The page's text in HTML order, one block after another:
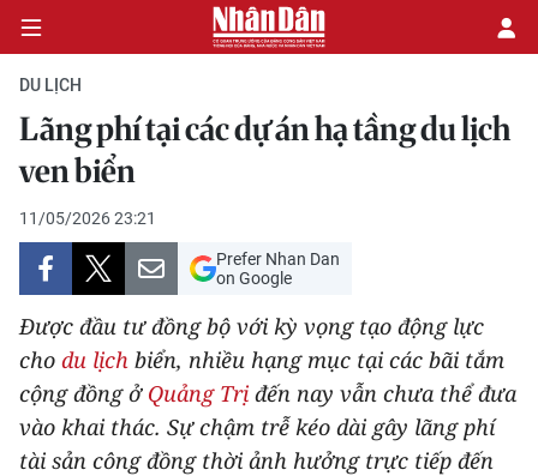
CHÍNH TRỊ
KINH TẾ
VĂN HÓA
XÃ HỘI
PHÁP LUẬT
DU LỊCH
DU LỊCH
Lãng phí tại các dự án hạ tầng du lịch
ven biển
11/05/2026 23:21
Prefer Nhan Dan
on Google
Được đầu tư đồng bộ với kỳ vọng tạo động lực
cho du lịch biển, nhiều hạng mục tại các bãi tắm
cộng đồng ở Quảng Trị đến nay vẫn chưa thể đưa
vào khai thác. Sự chậm trễ kéo dài gây lãng phí
tài sản công đồng thời ảnh hưởng trực tiếp đến